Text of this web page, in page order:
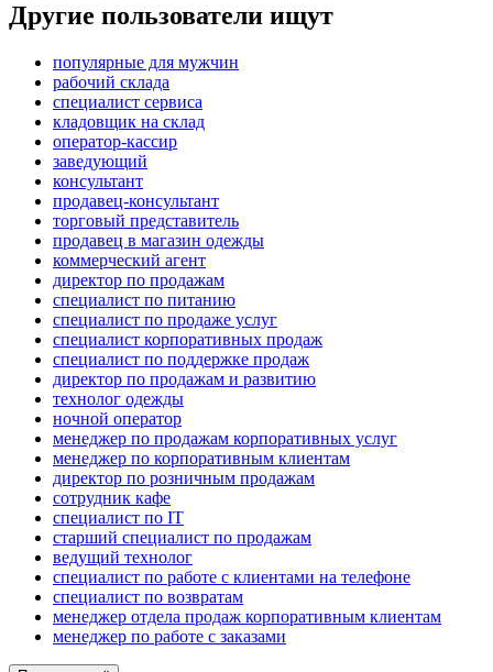
Другие пользователи ищут
популярные для мужчин
рабочий склада
специалист сервиса
кладовщик на склад
оператор-кассир
заведующий
консультант
продавец-консультант
торговый представитель
продавец в магазин одежды
коммерческий агент
директор по продажам
специалист по питанию
специалист по продаже услуг
специалист корпоративных продаж
специалист по поддержке продаж
директор по продажам и развитию
технолог одежды
ночной оператор
менеджер по продажам корпоративных услуг
менеджер по корпоративным клиентам
директор по розничным продажам
сотрудник кафе
специалист по IT
старший специалист по продажам
ведущий технолог
специалист по работе с клиентами на телефоне
специалист по возвратам
менеджер отдела продаж корпоративным клиентам
менеджер по работе с заказами